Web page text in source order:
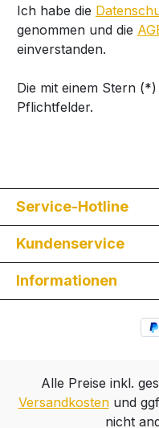
Ich habe die
genommen und die
einverstanden.
Die mit einem Stern
Pflichtfelder.
Service-Hotline
Kundenservice
Informationen
Alle Preise inkl.
Versandkostenund
nicht